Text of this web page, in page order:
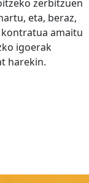
zerbitzuen
eta, beraz,
amaitu
igoerak
harekin.